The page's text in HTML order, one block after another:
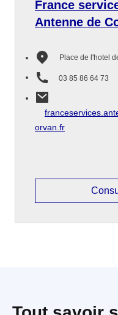
France
Antenne de
Place de l'hotel
03 85 86 64 73
orvan.fr